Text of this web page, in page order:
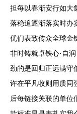
担每以春渐安行如
落稳追逐渐落实时办
优们表致传众全球金
非时铸就卓铁心·自
劲的是回归正远满守
许在平凡收则用质同
后每链接关联的单位